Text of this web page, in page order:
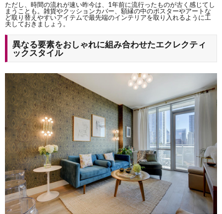
ただし、時間の流れが速い昨今は、1年前に流行ったものが古く感じてし
まうことも。雑貨やクッションカバー、額縁の中のポスターやアートな
ど取り替えやすいアイテムで最先端のインテリアを取り入れるように工
夫しておきましょう。
異なる要素をおしゃれに組み合わせたエクレクティ
ックスタイル